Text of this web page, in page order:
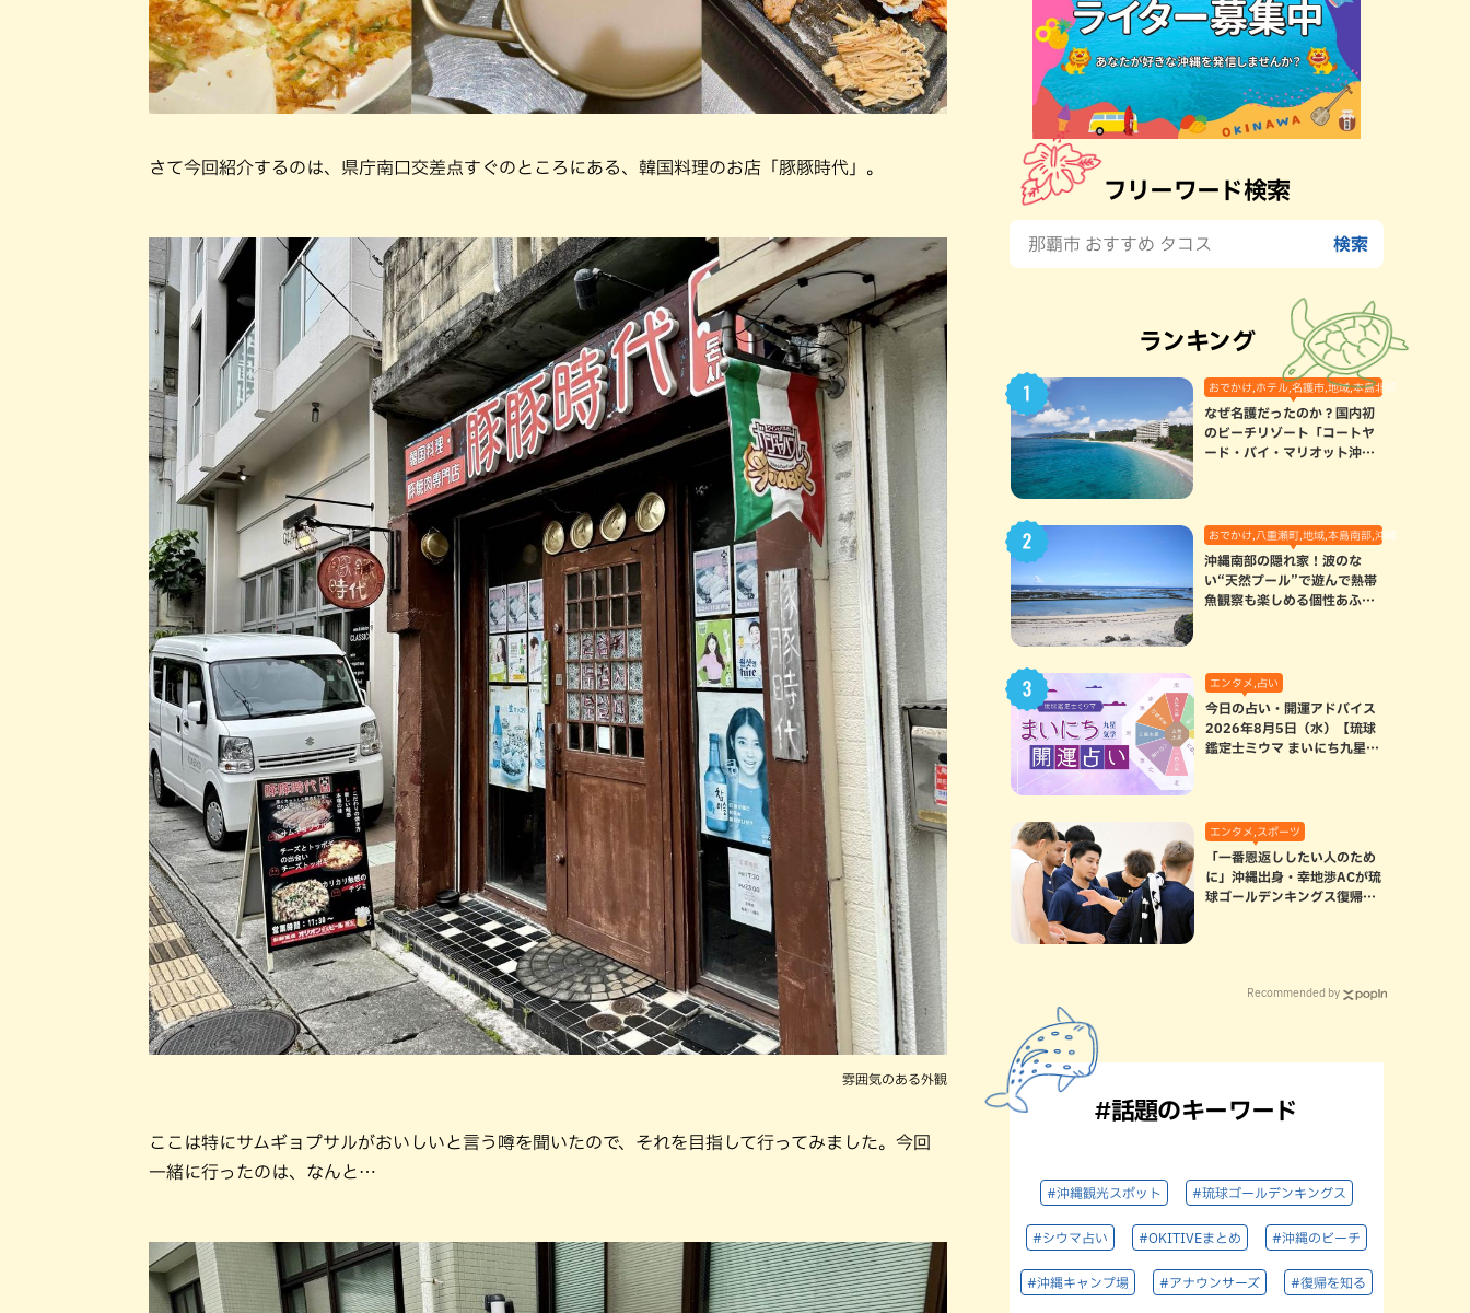
さて今回紹介するのは、県庁南⼝交差点すぐのところにある、韓国料理のお店「豚豚時代」。
雰囲気のある外観
ここは特にサムギョプサルがおいしいと⾔う噂を聞いたので、それを⽬指して⾏ってみました。今回
⼀緒に⾏ったのは、なんと…
フリーワード検索
ランキング
おでかけ,ホテル,名護市,地域,本島北部
なぜ名護だったのか？国内初
のビーチリゾート「コートヤ
ード・バイ・マリオット沖縄
おでかけ,八重瀬町,地域,本島南部,沖縄の海,自然
沖縄南部の隠れ家！波のな
い“天然プール”で遊んで熱帯
魚観察も楽しめる個性あふれ
エンタメ,占い
今日の占い・開運アドバイス
2026年8月5日（水）【琉球
鑑定士ミウマ まいにち九星気
エンタメ,スポーツ
「一番恩返ししたい人のため
に」沖縄出身・幸地渉ACが琉
球ゴールデンキングス復帰。
Recommended by
#話題のキーワード
#沖縄観光スポット #琉球ゴールデンキングス
#シウマ占い #OKITIVEまとめ #沖縄のビーチ
#沖縄キャンプ場 #アナウンサーズ #復帰を知る